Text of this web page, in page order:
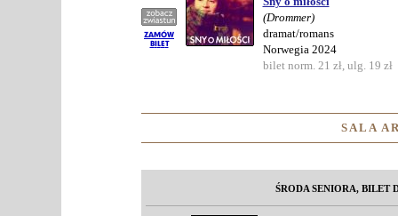
(Drommer)
dramat/romans
Norwegia 2024
bilet norm. 21 zł, ulg. 19 zł
SALA
ŚRODA SENIORA, BILET